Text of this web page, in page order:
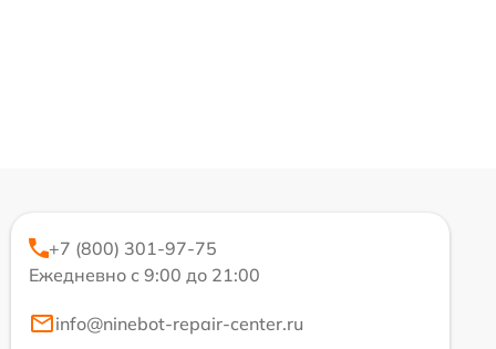
+7 (800) 301-97-75
Ежедневно с 9:00 до 21:00
info@ninebot-repair-center.ru